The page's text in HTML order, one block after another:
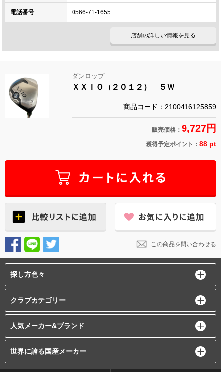
電話番号 0566-71-1655
店舗の詳しい情報を見る
ダンロップ
ＸＸＩＯ（２０１２） ５Ｗ
商品コード：2100416125859
販売価格： 9,727円
獲得予定ポイント： 88 pt
この商品を問い合わせる
探し方色々
クラブカテゴリー
人気メーカー&ブランド
世界に誇る国産メーカー